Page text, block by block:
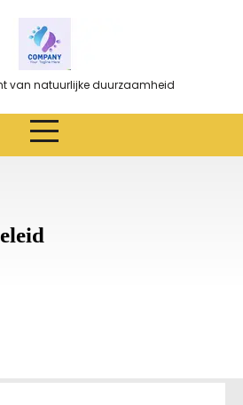
van natuurlijke duurzaamheid